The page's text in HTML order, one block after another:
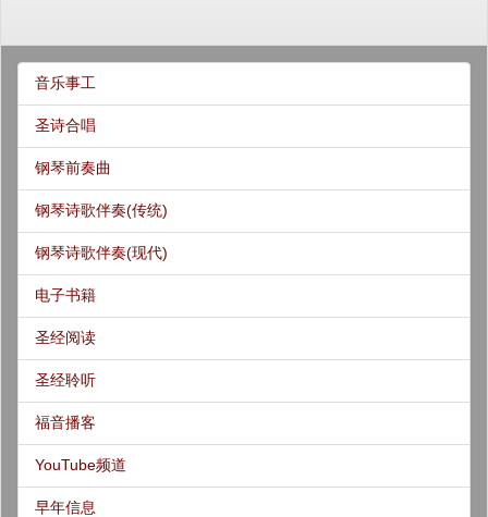
音乐事工
圣诗合唱
钢琴前奏曲
钢琴诗歌伴奏(传统)
钢琴诗歌伴奏(现代)
电子书籍
圣经阅读
圣经聆听
福音播客
YouTube频道
早年信息